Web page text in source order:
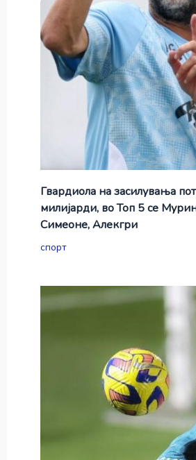
Гвардиола на засилувања
милијарди, во Топ 5 се
Симеоне, Алекгри
спорт